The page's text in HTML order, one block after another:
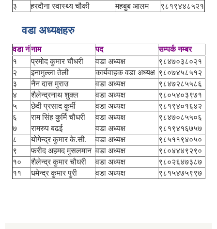
३
हरदौना स्वास्थ्य चौकी महबुब आलम ९८१९४४८५२१
वडा अध्यक्षहरु
वडा नंनाम पद
सम्पर्क नम्बर
१
प्रमोद कुमार चौधरी वडा अध्यक्ष
९८४७०३८०२१
२
इनामुल्ला तेली कार्यवाहक वडा अध्यक्ष ९८०७४५८५१२
३
नैन दास मुराउ वडा अध्यक्ष
९८४७२८५५८६
४
शैलेन्द्रनाथ शुक्ल वडा अध्यक्ष
९८०५४०३९७१
५
छेदी प्रसाद कुर्मी वडा अध्यक्ष
९८१९४०१६४२
६
राम सिंह कुर्मि चौधरी वडा अध्यक्ष
९८४७०८५५०६
७
रामरुप बढई वडा अध्यक्ष
९८१९४१६७५७
८
योगेन्द्र कुमार के.सी. वडा अध्यक्ष
९८५११९४०५०
९
फरीद अहमद मुसलमान वडा अध्यक्ष
९८०४४४९२९०
१०
शैलेन्द्र कुमार चौधरी वडा अध्यक्ष
९८०२६४७३८७
११
धमेन्द्र कुमार पुरी वडा अध्यक्ष ९८१५४७५९९७